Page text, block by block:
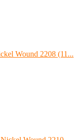
Wound 2208 (11...